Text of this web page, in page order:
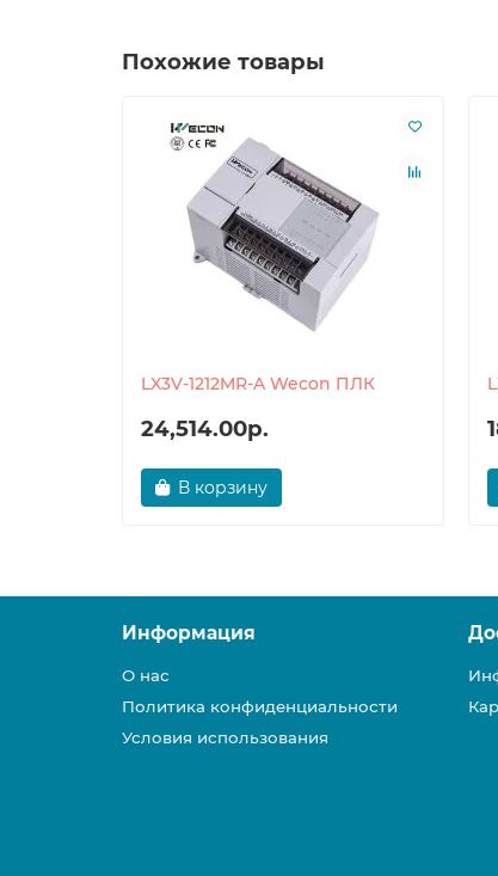
Похожие товары
LX3V-1212MR-A Wecon ПЛК
24,514.00р.
В корзину
Информация
О нас
Политика конфиденциальности
Условия использования